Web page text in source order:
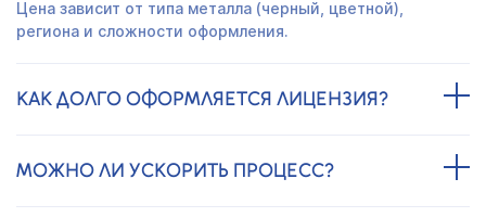
Цена зависит от типа металла (черный, цветной),
региона и сложности оформления.
КАК ДОЛГО ОФОРМЛЯЕТСЯ ЛИЦЕНЗИЯ?
МОЖНО ЛИ УСКОРИТЬ ПРОЦЕСС?